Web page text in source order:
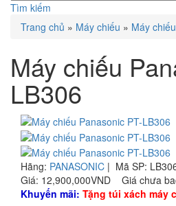
Tìm kiếm
Trang chủ » Máy chiếu » Máy
Máy chiếu
LB306
Hãng: PANASONIC | Mã SP:
Giá: 12,900,000VND
Giá chưa
Khuyến mãi: Tặng túi xách máy